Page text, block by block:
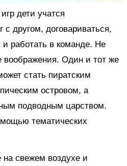
дети учатся
с другом, договариваться,
работать в команде. Не
воображения. Один и тот же
стать пиратским
островом, а
подводным царством.
тематических
на свежем воздухе и